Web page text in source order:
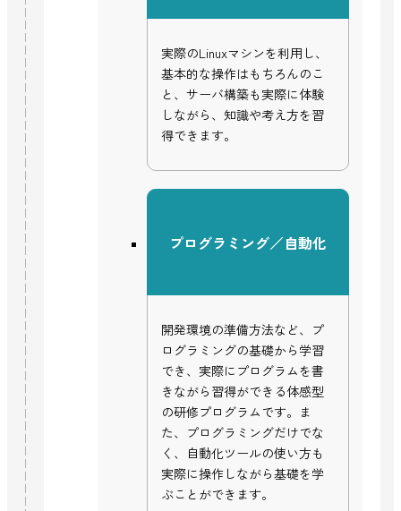
実際のLinuxマシンを利用し、
基本的な操作はもちろんのこ
と、サーバ構築も実際に体験
しながら、知識や考え方を習
得できます。
プログラミング／自動化
開発環境の準備方法など、プ
ログラミングの基礎から学習
でき、実際にプログラムを書
きながら習得ができる体感型
の研修プログラムです。ま
た、プログラミングだけでな
く、自動化ツールの使い方も
実際に操作しながら基礎を学
ぶことができます。